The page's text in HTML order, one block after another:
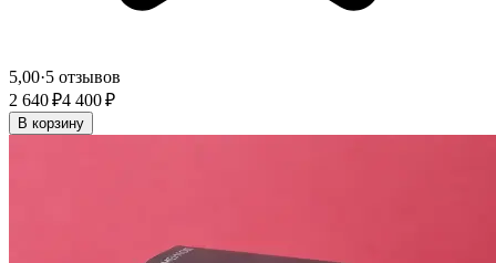
5,00·5 отзывов
2 640 ₽4 400 ₽
В корзину